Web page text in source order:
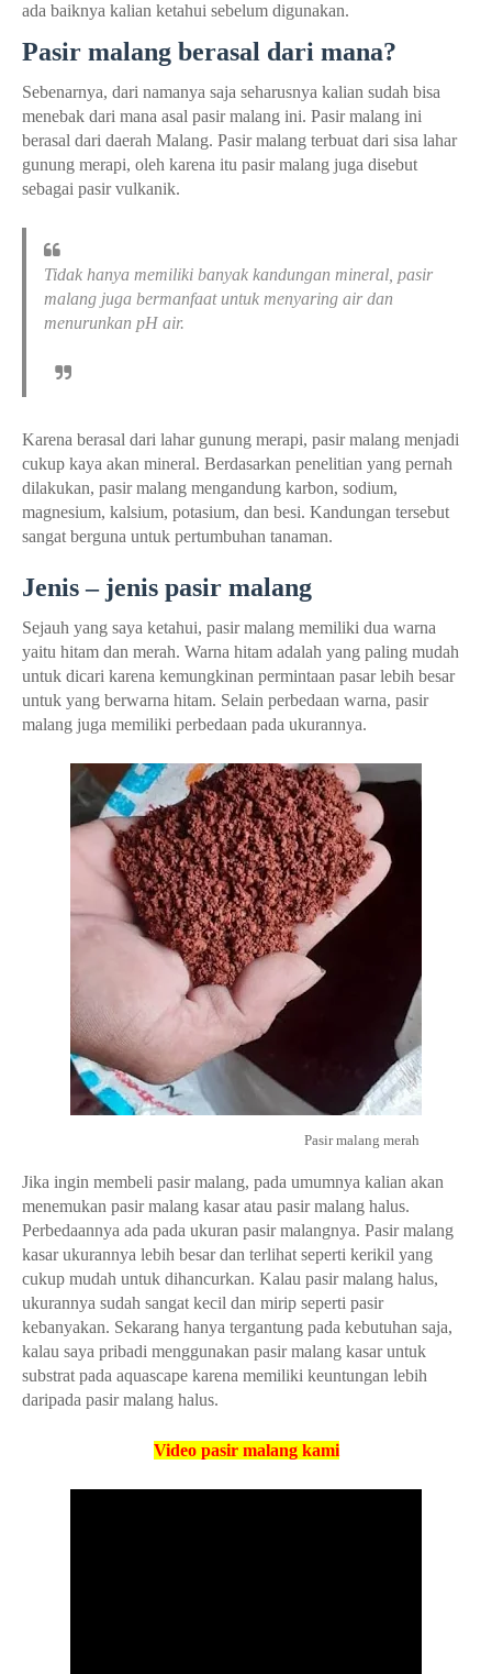
ada baiknya kalian ketahui sebelum digunakan.
Pasir malang berasal dari mana?
Sebenarnya, dari namanya saja seharusnya kalian sudah bisa
menebak dari mana asal pasir malang ini. Pasir malang ini
berasal dari daerah Malang. Pasir malang terbuat dari sisa lahar
gunung merapi, oleh karena itu pasir malang juga disebut
sebagai pasir vulkanik.
Tidak hanya memiliki banyak kandungan mineral, pasir
malang juga bermanfaat untuk menyaring air dan
menurunkan pH air.
Karena berasal dari lahar gunung merapi, pasir malang menjadi
cukup kaya akan mineral. Berdasarkan penelitian yang pernah
dilakukan, pasir malang mengandung karbon, sodium,
magnesium, kalsium, potasium, dan besi. Kandungan tersebut
sangat berguna untuk pertumbuhan tanaman.
Jenis – jenis pasir malang
Sejauh yang saya ketahui, pasir malang memiliki dua warna
yaitu hitam dan merah. Warna hitam adalah yang paling mudah
untuk dicari karena kemungkinan permintaan pasar lebih besar
untuk yang berwarna hitam. Selain perbedaan warna, pasir
malang juga memiliki perbedaan pada ukurannya.
Pasir malang merah
Jika ingin membeli pasir malang, pada umumnya kalian akan
menemukan pasir malang kasar atau pasir malang halus.
Perbedaannya ada pada ukuran pasir malangnya. Pasir malang
kasar ukurannya lebih besar dan terlihat seperti kerikil yang
cukup mudah untuk dihancurkan. Kalau pasir malang halus,
ukurannya sudah sangat kecil dan mirip seperti pasir
kebanyakan. Sekarang hanya tergantung pada kebutuhan saja,
kalau saya pribadi menggunakan pasir malang kasar untuk
substrat pada aquascape karena memiliki keuntungan lebih
daripada pasir malang halus.
Video pasir malang kami